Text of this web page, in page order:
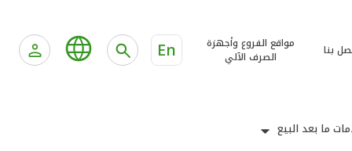
بنا
مواقع الفروع وأجهزة
الصرف الآلي
En
ما بعد البيع